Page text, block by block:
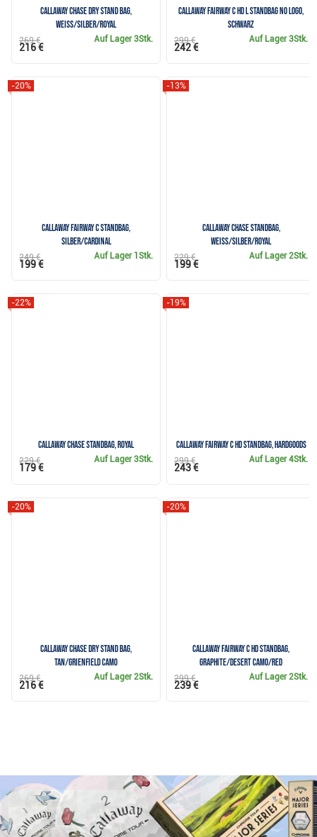
Callaway Chase Dry Stand bag,
weiss/silber/royal
Auf Lager3Stk.
269 €
216 €
Callaway Fairway C HD L Standbag no logo,
schwarz
Auf Lager3Stk.
299 €
242 €
Callaway Fairway C Standbag,
silber/cardinal
-20%
Auf Lager 1Stk.
249 €
199 €
Callaway Chase Standbag,
weiss/silber/royal
-13%
Auf Lager2Stk.
229 €
199 €
Callaway Chase Standbag, royal
-22%
Auf Lager3Stk.
229 €
179 €
Callaway Fairway C HD Standbag, hardgoods
-19%
Auf Lager4Stk.
299 €
243 €
Callaway Chase Dry stand bag,
tan/grienfield camo
-20%
Auf Lager 2Stk.
269 €
216 €
Callaway Fairway C HD Standbag,
graphite/desert camo/red
-20%
Auf Lager 2Stk.
299 €
239 €